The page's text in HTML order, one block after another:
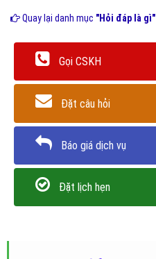
Quay lại danh mục "Hỏi đáp là gì"
Gọi CSKH
Đặt câu hỏi
Báo giá dịch vụ
Đặt lịch hẹn